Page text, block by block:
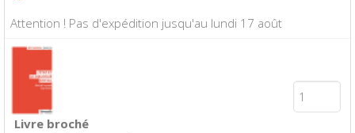
Attention ! Pas d'expédition jusqu'au lundi 17 août
Livre broché